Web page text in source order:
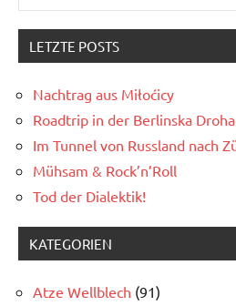
LETZTE POSTS
Nachtrag aus Miłoćicy
Roadtrip in der Berlinska Droha
Im Tunnel von Russland nach
Mühsam & Rock’n’Roll
Tod der Dialektik!
KATEGORIEN
Atze Wellblech (91)